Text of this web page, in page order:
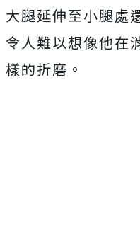
大腿延伸至小腿處
令人難以想像他在
樣的折磨。